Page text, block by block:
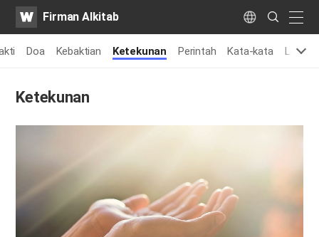
WATVFirman Alkitab Language
Search
Submit
Doa Kebaktian Ketekunan Perintah Kata-kata Lainnya
Ketekunan